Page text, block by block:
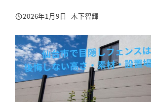
投稿日
2026年1月9日
著
木下智輝